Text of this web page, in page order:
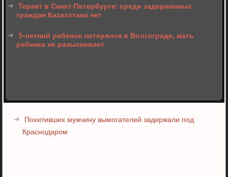
Теракт в Санкт-Петербурге: среди задержанных
граждан Казахстана нет
5-летний ребенок потерялся в Волгограде, мать
ребенка не разыскивает
Похитивших мужчину вымогателей задержали под
Краснодаром